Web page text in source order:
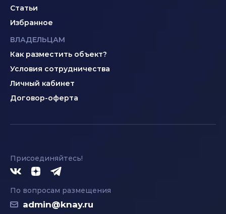
Статьи
Избранное
ВЛАДЕЛЬЦАМ
Как разместить объект?
Условия сотрудничества
Личный кабинет
Договор-оферта
Присоединяйтесь!
По вопросам размещения
admin@knay.ru